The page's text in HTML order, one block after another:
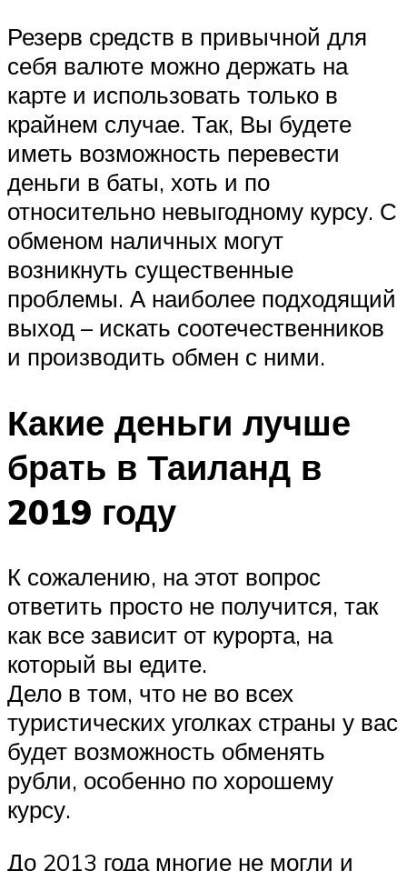
Резерв средств в привычной для
себя валюте можно держать на
карте и использовать только в
крайнем случае. Так, Вы будете
иметь возможность перевести
деньги в баты, хоть и по
относительно невыгодному курсу. С
обменом наличных могут
возникнуть существенные
проблемы. А наиболее подходящий
выход – искать соотечественников
и производить обмен с ними.
Какие деньги лучше
брать в Таиланд в
2019 году
К сожалению, на этот вопрос
ответить просто не получится, так
как все зависит от курорта, на
который вы едите.
Дело в том, что не во всех
туристических уголках страны у вас
будет возможность обменять
рубли, особенно по хорошему
курсу.
До 2013 года многие не могли и